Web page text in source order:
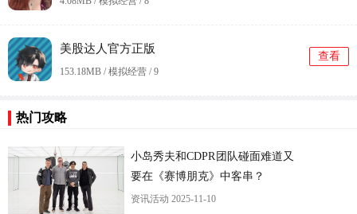
美股达人官方正版
153.18MB / 模拟经营 /9
查看
热门攻略
小岛秀夫和CDPR团队碰面难道又
要在《赛博朋克》中客串？
资讯活动 2025-11-10